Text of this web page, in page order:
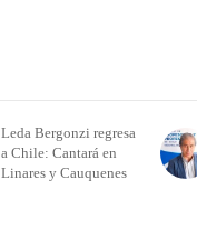
Leda Bergonzi regresa
a Chile: Cantará en
Linares y Cauquenes